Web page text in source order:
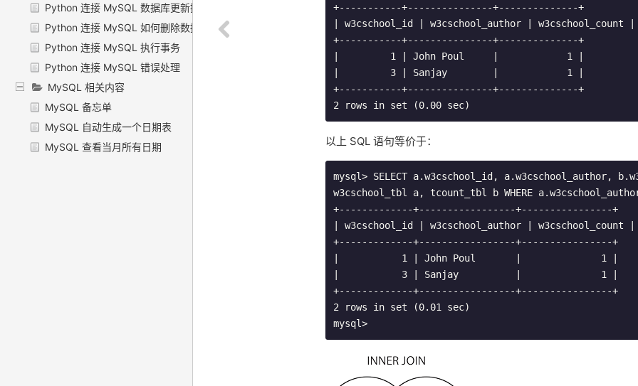
Python 连接 MySQL 数据库更新操作
Python 连接 MySQL 如何删除数据
Python 连接 MySQL 执行事务
Python 连接 MySQL 错误处理
MySQL 相关内容
MySQL 备忘单
MySQL 自动生成一个日期表
MySQL 查看当月所有日期
+-----------+---------------+--------------+
w3cschool_id w3cschool_author w3cschool_count
+-----------+---------------+--------------+
1 John Poul 1
3 Sanjay 1
+-----------+---------------+--------------+
2 rows in set (0.00 sec)
以上 SQL 语句等价于：
mysql> SELECT a.w3cschool_id , a.w3cschool _author, b.
w3cschool_tbl a, tcount_tbl b WHERE a.w3cschool
+-------------+-----------------+----------------+
w3cschool_id w3cschool_author w3cschool_count
+-------------+-----------------+----------------+
1 John Poul 1
3 Sanjay 1
+-------------+-----------------+----------------+
2 rows in set (0.01 sec)
mysql>